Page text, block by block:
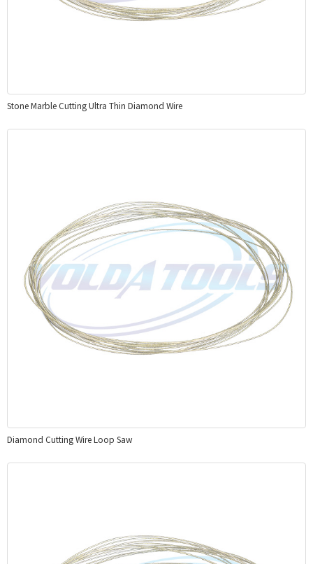
Stone Marble Cutting Ultra Thin Diamond Wire
Diamond Cutting Wire Loop Saw